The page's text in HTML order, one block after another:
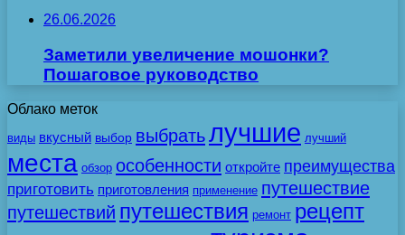
26.06.2026
Заметили увеличение мошонки?
Пошаговое руководство
Облако меток
виды вкусный выбор выбратьлучшие лучший
места обзор особенности откройте преимущества
приготовить приготовления применение путешествие
путешествий путешествия ремонт рецепт